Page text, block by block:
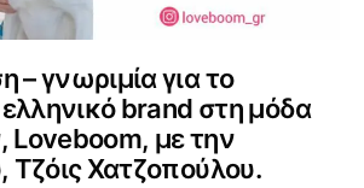
– γνωριμία για το
brand στη μόδα
Loveboom, με την
Τζόις Χατζοπούλου.